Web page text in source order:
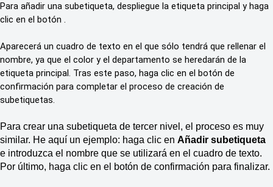
Para añadir una subetiqueta, despliegue la etiqueta principal y haga
clic en el botón .
Aparecerá un cuadro de texto en el que sólo tendrá que rellenar el
nombre, ya que el color y el departamento se heredarán de la
etiqueta principal. Tras este paso, haga clic en el botón de
confirmación para completar el proceso de creación de
subetiquetas.
Para crear una subetiqueta de tercer nivel, el proceso es muy
similar. He aquí un ejemplo: haga clic en Añadir subetiqueta
e introduzca el nombre que se utilizará en el cuadro de texto.
Por último, haga clic en el botón de confirmación para finalizar.